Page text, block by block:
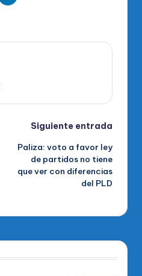
Siguiente entrada
Paliza: voto a favor ley
de partidos no tiene
que ver con diferencias
del PLD